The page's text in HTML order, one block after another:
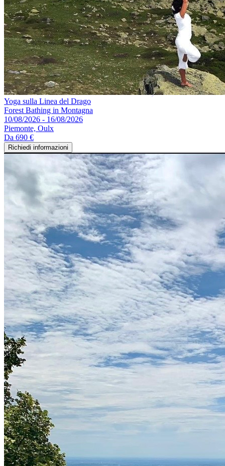
Yoga sulla Linea del Drago
Forest Bathing in Montagna
10/08/2026 - 16/08/2026
Piemonte, Oulx
Da 690 €
Richiedi informazioni